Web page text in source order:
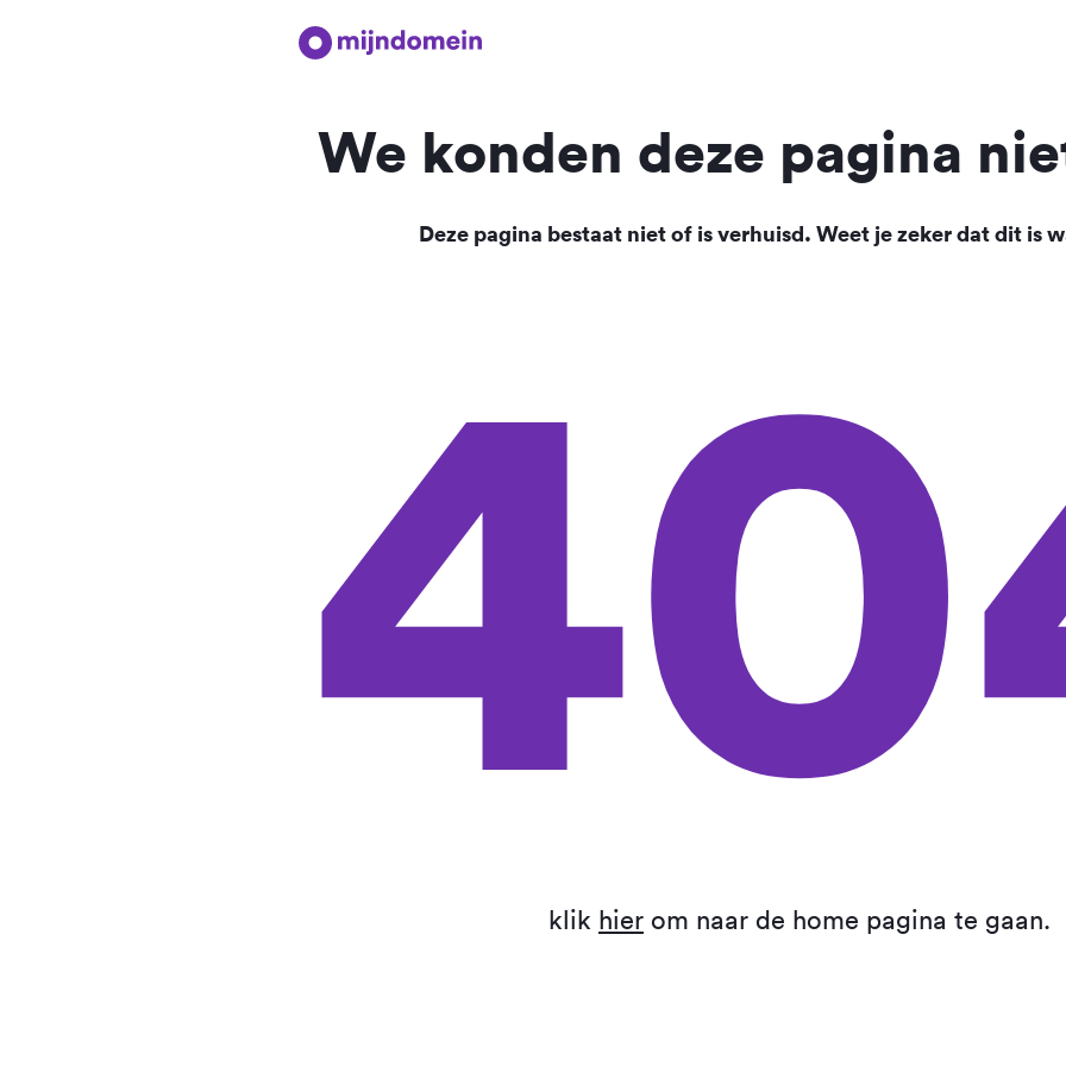
We konden deze pagina
Deze pagina bestaat niet of is verhuisd. Weet je zeker dat dit is
klik hier om naar de home pagina te gaan.